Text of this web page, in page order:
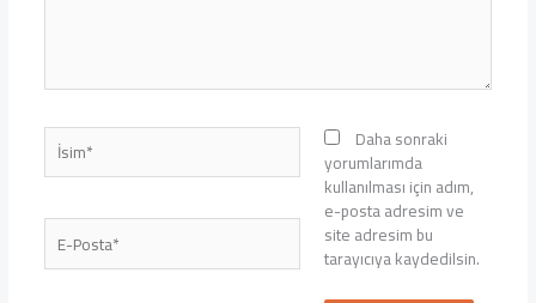
İsim*
E-
Posta*
Daha sonraki
yorumlarımda
kullanılması için adım,
e-posta adresim ve
site adresim bu
tarayıcıya kaydedilsin.